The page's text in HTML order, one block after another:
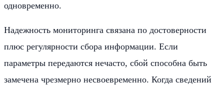
одновременно.
Надежность мониторинга связана по достоверности
плюс регулярности сбора информации. Если
параметры передаются нечасто, сбой способна быть
замечена чрезмерно несвоевременно. Когда сведений